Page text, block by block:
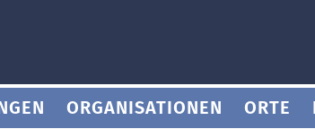
ORGANISATIONEN ORTE